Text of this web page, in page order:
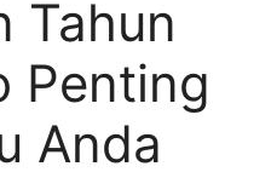
Tahun
Penting
Anda